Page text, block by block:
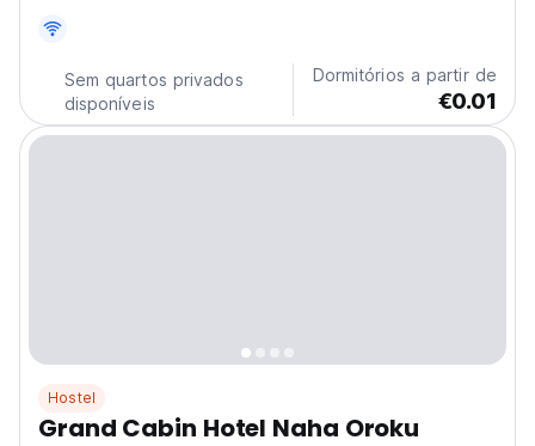
also 2.9 km away from Sunset Beach. The property is
non-smoking and is situated 500m from Sunabe
Beach....
Sem quartos privados
disponíveis
Dormitórios a partir de
€0.01
Hostel
Grand Cabin Hotel Naha Oroku